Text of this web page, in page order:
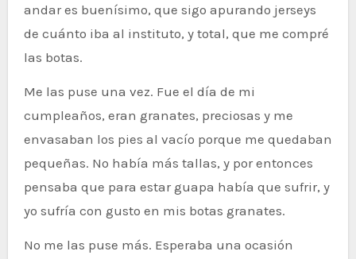
andar es buenísimo, que sigo apurando jerseys
de cuánto iba al instituto, y total, que me compré
las botas.
Me las puse una vez. Fue el día de mi
cumpleaños, eran granates, preciosas y me
envasaban los pies al vacío porque me quedaban
pequeñas. No había más tallas, y por entonces
pensaba que para estar guapa había que sufrir, y
yo sufría con gusto en mis botas granates.
No me las puse más. Esperaba una ocasión